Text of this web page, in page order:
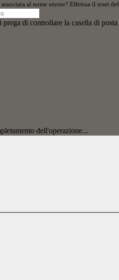
al nome utente? Effettua il reset
di controllare la casella di
dell'operazione...